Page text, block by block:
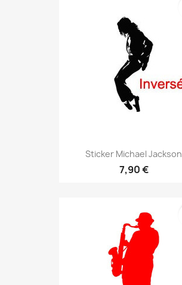
Sticker Michael Jackson
7,90 €